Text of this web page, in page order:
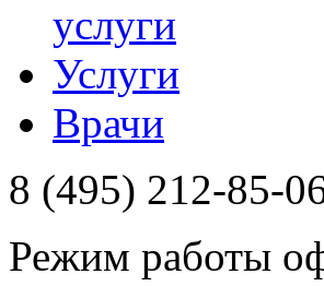
услуги
Услуги
Врачи
8 (495) 212-85-
Режим работы